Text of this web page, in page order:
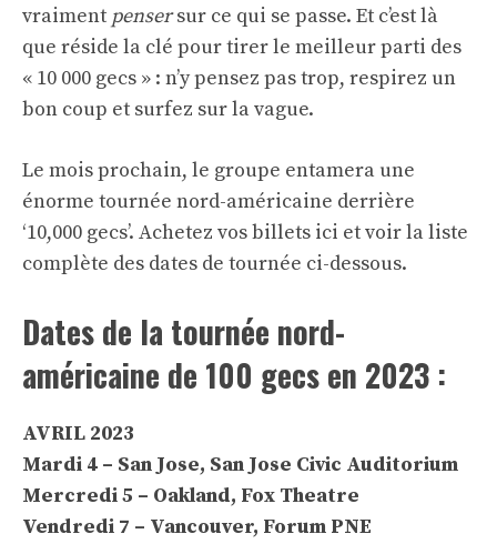
vraiment pensersur ce qui se passe. Et c’est là
que réside la clé pour tirer le meilleur parti des
« 10 000 gecs » : n’y pensez pas trop, respirez un
bon coup et surfez sur la vague.
Le mois prochain, le groupe entamera une
énorme tournée nord-américaine derrière
‘10,000 gecs’. Achetez vos billets ici et voir la liste
complète des dates de tournée ci-dessous.
Dates de la tournée nord-
américaine de 100 gecs en 2023 :
AVRIL 2023
Mardi 4 – San Jose, San Jose Civic Auditorium
Mercredi 5 – Oakland, Fox Theatre
Vendredi 7 – Vancouver, Forum PNE